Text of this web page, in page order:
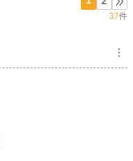
37件
︙